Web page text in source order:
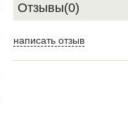
Отзывы(0)
написать отзыв